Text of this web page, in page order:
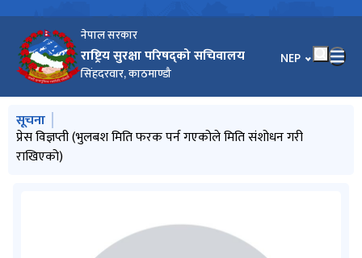
नेपाल सरकार
राष्ट्रिय सुरक्षा परिषद्को सचिवालय
सिंहदरवार, काठमाण्डौ
भाषा चयन गर्नुहोस्
NEP
मुख्य नेभिगेसनमा जानुहोस्
सूचना
प्रेस विज्ञप्ती
प्रेस विज्ञप्ती (भुलबश मिति फरक पर्न गएकोले मिति संशोधन गरी
राखिएको)
प्रेस विज्ञप्ती
प्रेस विज्ञप्ति